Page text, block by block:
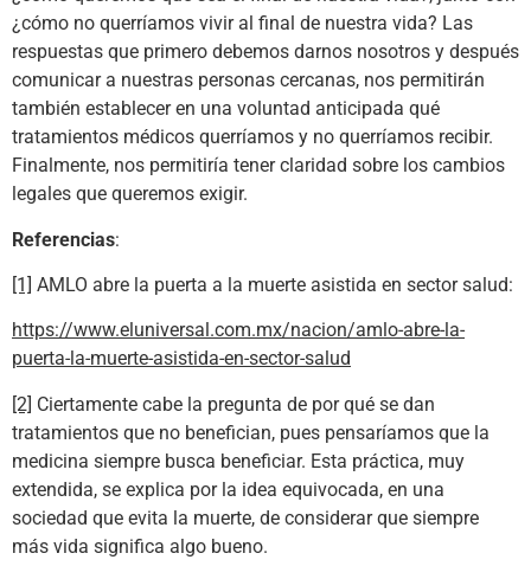
¿cómo no querríamos vivir al final de nuestra vida? Las
respuestas que primero debemos darnos nosotros y después
comunicar a nuestras personas cercanas, nos permitirán
también establecer en una voluntad anticipada qué
tratamientos médicos querríamos y no querríamos recibir.
Finalmente, nos permitiría tener claridad sobre los cambios
legales que queremos exigir.
Referencias:
[1] AMLO abre la puerta a la muerte asistida en sector salud:
https://www.eluniversal.com.mx/nacion/amlo-abre-la-
puerta-la-muerte-asistida-en-sector-salud
[2] Ciertamente cabe la pregunta de por qué se dan
tratamientos que no benefician, pues pensaríamos que la
medicina siempre busca beneficiar. Esta práctica, muy
extendida, se explica por la idea equivocada, en una
sociedad que evita la muerte, de considerar que siempre
más vida significa algo bueno.